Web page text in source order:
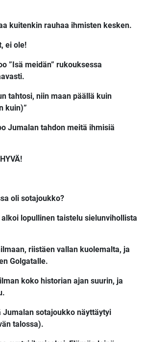
kuitenkin rauhaa ihmisten kesken.
ei ole!
”Isä meidän” rukouksessa
tahtosi, niin maan päällä kuin
kuin)”
Jumalan tahdon meitä ihmisiä
oli sotajoukko?
lopullinen taistelu sielunvihollista
riistäen vallan kuolemalta, ja
Golgatalle.
koko historian ajan suurin, ja
Jumalan sotajoukko näyttäytyi
talossa).